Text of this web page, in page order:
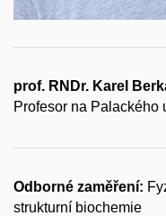
prof. RNDr. Karel
Profesor na Palackého
Odborné zaměření:
strukturní biochemie